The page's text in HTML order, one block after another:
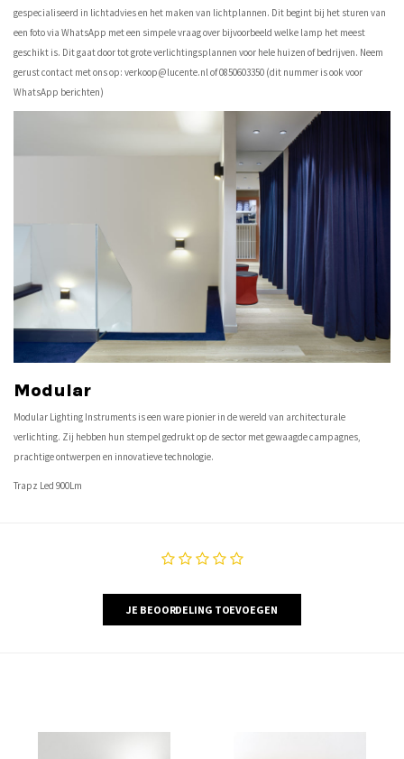
gespecialiseerd in lichtadvies en het maken van lichtplannen. Dit begint bij het sturen van
een foto via WhatsApp met een simpele vraag over bijvoorbeeld welke lamp het meest
geschikt is. Dit gaat door tot grote verlichtingsplannen voor hele huizen of bedrijven. Neem
gerust contact met ons op: verkoop@lucente.nlof 0850603350 (dit nummer is ook voor
WhatsApp berichten)
Modular
Modular Lighting Instruments is een ware pionier in de wereld van architecturale
verlichting. Zij hebben hun stempel gedrukt op de sector met gewaagde campagnes,
prachtige ontwerpen en innovatieve technologie.
Trapz Led 900Lm
JE BEOORDELING TOEVOEGEN